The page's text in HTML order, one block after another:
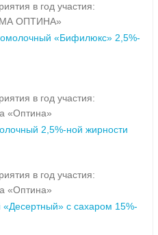
в год участия:
ОПТИНА»
«Бифилюкс» 2,5%-
в год участия:
«Оптина»
2,5%-ной жирности
в год участия:
«Оптина»
с сахаром 15%-